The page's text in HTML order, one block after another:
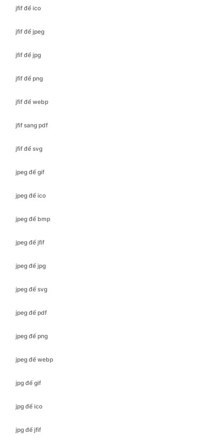
jfif để jpg
jfif để png
jfif để webp
jfif sang pdf
jfif để svg
jpeg để gif
jpeg để ico
jpeg để bmp
jpeg để jfif
jpeg để jpg
jpeg để svg
jpeg để pdf
jpeg để png
jpeg để webp
jpg để gif
jpg để ico
jpg để jfif
jpg để bmp
jpg để svg